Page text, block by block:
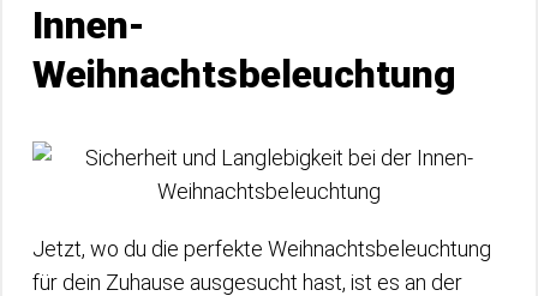
Innen-
Weihnachtsbeleuchtung
Jetzt, wo du die perfekte Weihnachtsbeleuchtung
für dein Zuhause ausgesucht hast, ist es an der